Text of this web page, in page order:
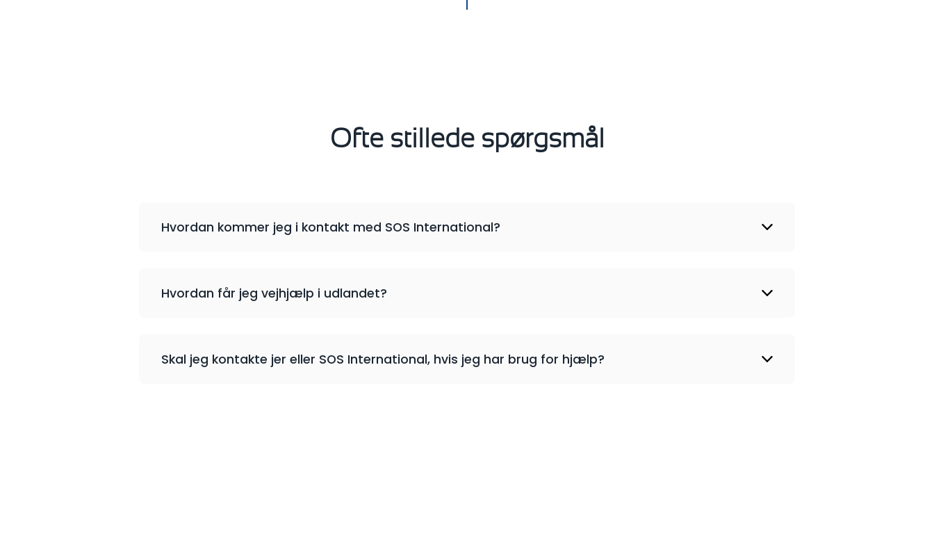
Ofte stillede spørgsmål
Hvordan kommer jeg i kontakt med SOS International?
Hvordan får jeg vejhjælp i udlandet?
Skal jeg kontakte jer eller SOS International, hvis jeg har brug for hjælp?